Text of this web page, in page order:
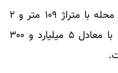
آپارتمان ۳۰ ساله دیگری در همین محله با متراژ ۱۰۹ متر و ۲
اتاق خواب نیز در روز های گذشته با معادل ۵ میلیارد و ۳۰۰